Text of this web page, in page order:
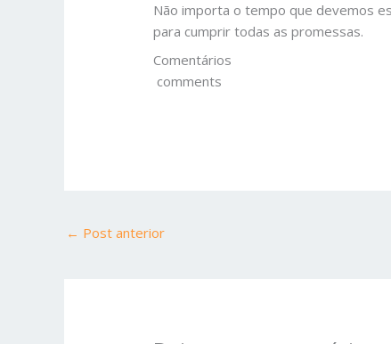
Não importa o tempo que devemos
para cumprir todas as promessas.
Comentários
comments
← Post anterior